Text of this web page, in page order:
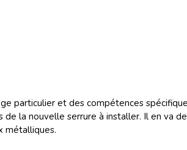
particulier et des compétences
la nouvelle serrure à installer. Il en va
métalliques.